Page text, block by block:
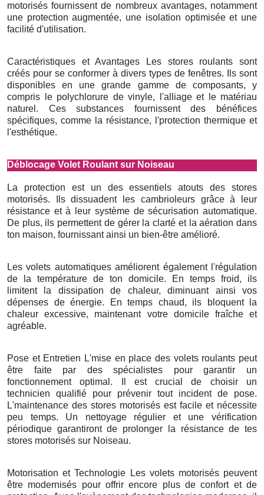
motorisés fournissent de nombreux avantages, notamment
une protection augmentée, une isolation optimisée et une
facilité d'utilisation.
Caractéristiques et Avantages Les stores roulants sont
créés pour se conformer à divers types de fenêtres. Ils sont
disponibles en une grande gamme de composants, y
compris le polychlorure de vinyle, l'alliage et le matériau
naturel. Ces substances fournissent des bénéfices
spécifiques, comme la résistance, l'protection thermique et
l'esthétique.
Déblocage Volet Roulant sur Noiseau
La protection est un des essentiels atouts des stores
motorisés. Ils dissuadent les cambrioleurs grâce à leur
résistance et à leur système de sécurisation automatique.
De plus, ils permettent de gérer la clarté et la aération dans
ton maison, fournissant ainsi un bien-être amélioré.
Les volets automatiques améliorent également l'régulation
de la température de ton domicile. En temps froid, ils
limitent la dissipation de chaleur, diminuant ainsi vos
dépenses de énergie. En temps chaud, ils bloquent la
chaleur excessive, maintenant votre domicile fraîche et
agréable.
Pose et Entretien L'mise en place des volets roulants peut
être faite par des spécialistes pour garantir un
fonctionnement optimal. Il est crucial de choisir un
technicien qualifié pour prévenir tout incident de pose.
L'maintenance des stores motorisés est facile et nécessite
peu temps. Un nettoyage régulier et une vérification
périodique garantiront de prolonger la résistance de tes
stores motorisés sur Noiseau.
Motorisation et Technologie Les volets motorisés peuvent
être modernisés pour offrir encore plus de confort et de